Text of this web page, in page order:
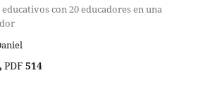
con 20 educadores en una
PDF 514